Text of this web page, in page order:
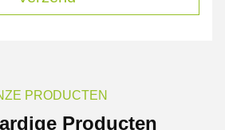
PRODUCTEN
Producten